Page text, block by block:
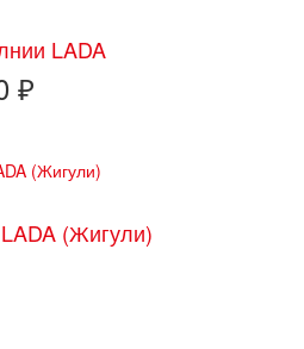
LADA
₽.
₽
(Жигули)